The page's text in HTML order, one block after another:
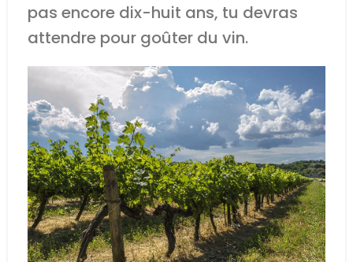
pas encore dix-huit ans, tu devras
attendre pour goûter du vin.